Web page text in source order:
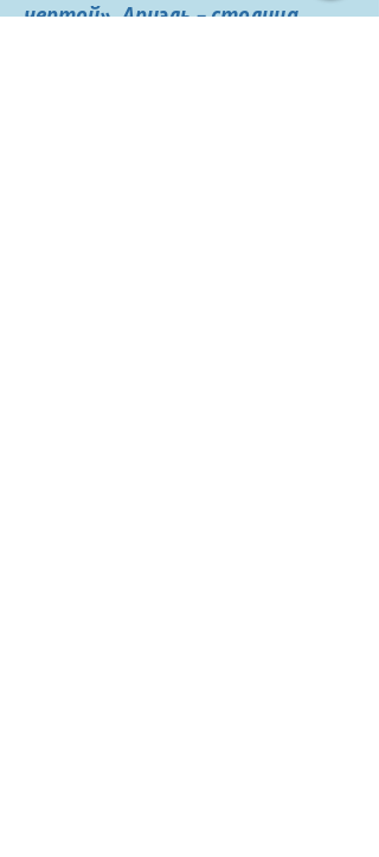
чертой», Ариэль – столица